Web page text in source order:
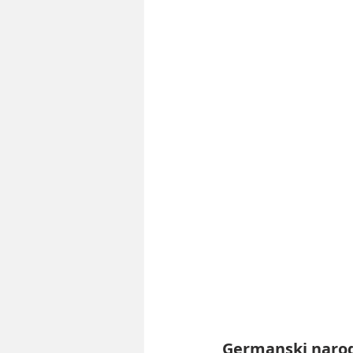
Germanski